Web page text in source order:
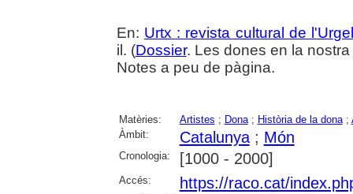
En: Urtx : revista cultural de
il. (Dossier. Les dones en la
Notes a peu de pàgina.
Matèries: Artistes ; Dona; Història de la dona;
Àmbit:
Catalunya; Món
Cronologia: [1000 - 2000]
Accés: https://raco.cat/